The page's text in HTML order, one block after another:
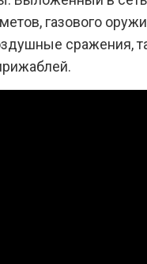
газового
сражения,